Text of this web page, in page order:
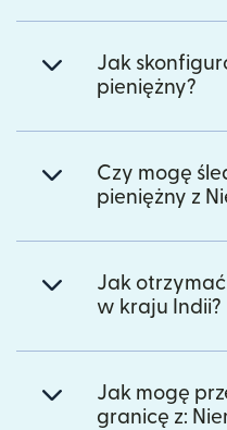
Jak
pieniężny?
Czy mogę
pieniężny z
Jak
w kraju Indii?
Jak mogę
granicę z: